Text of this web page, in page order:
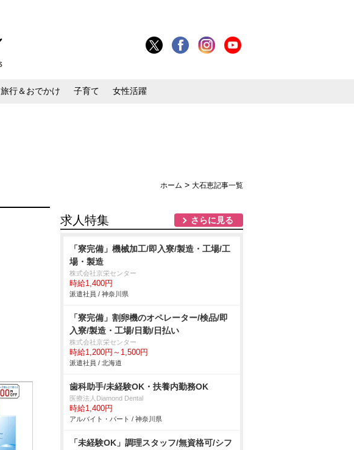
旅行＆おでかけ 子育て 女性活躍
ホーム > 大石恵記事一覧
求人特集 さらに見る
「寮完備」機械加工/即入寮/製造・工場/工
場・製造
株式会社京栄センター
時給1,400円
派遣社員 / 神奈川県
「寮完備」割卵機のオペレーター/検品/即
入寮/製造・工場/日勤/日払い
株式会社京栄センター
時給1,200円～1,500円
派遣社員 / 北海道
歯科助手/未経験OK・扶養内勤務OK
医療法人Diamond Dental
時給1,400円
アルバイト・パート / 神奈川県
「未経験OK」調理スタッフ/無資格可/シフ